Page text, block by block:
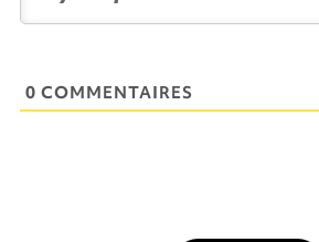
0 COMMENTAIRES